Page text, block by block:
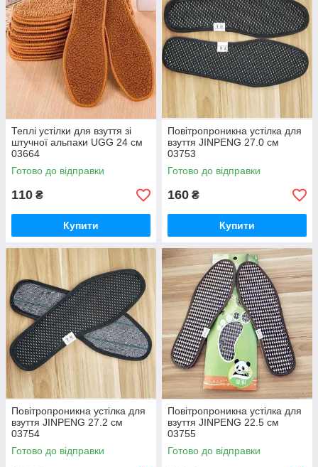
Теплі устілки для взуття зі
штучної альпаки UGG 24 см
03664
Готово до відправки
110 ₴
Купити
Повітропроникна устілка для
взуття JINPENG 27.0 см
03753
Готово до відправки
160 ₴
Купити
Повітропроникна устілка для
взуття JINPENG 27.2 см
03754
Готово до відправки
Повітропроникна устілка для
взуття JINPENG 22.5 см
03755
Готово до відправки